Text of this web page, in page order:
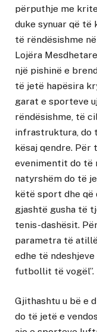
përputhje me
duke synuar që
të rëndësishme
Lojëra
një pishinë e
të jetë hapësira
garat e sporteve
rëndësishme, të
infrastruktura, do
kësaj qendre. Për
evenimentit do të
natyrshëm do të
këtë sport dhe që
gjashtë gusha të
tenis-dashësit.
parametra të
edhe të
futbollit të vogël”.
Gjithashtu u bë e
do të jetë e